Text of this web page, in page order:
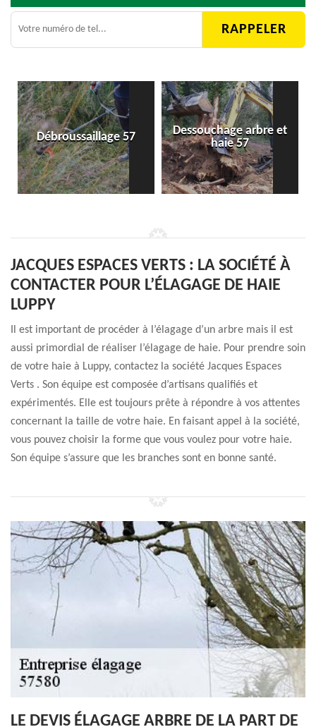
Débroussaillage 57
Dessouchage arbre et
haie 57
JACQUES ESPACES VERTS : LA SOCIÉTÉ À
CONTACTER POUR L’ÉLAGAGE DE HAIE
LUPPY
Il est important de procéder à l’élagage d’un arbre mais il est
aussi primordial de réaliser l’élagage de haie. Pour prendre soin
de votre haie à Luppy, contactez la société Jacques Espaces
Verts . Son équipe est composée d’artisans qualifiés et
expérimentés. Elle est toujours prête à répondre à vos attentes
concernant la taille de votre haie. En faisant appel à la société,
vous pouvez choisir la forme que vous voulez pour votre haie.
Son équipe s’assure que les branches sont en bonne santé.
LE DEVIS ÉLAGAGE ARBRE DE LA PART DE